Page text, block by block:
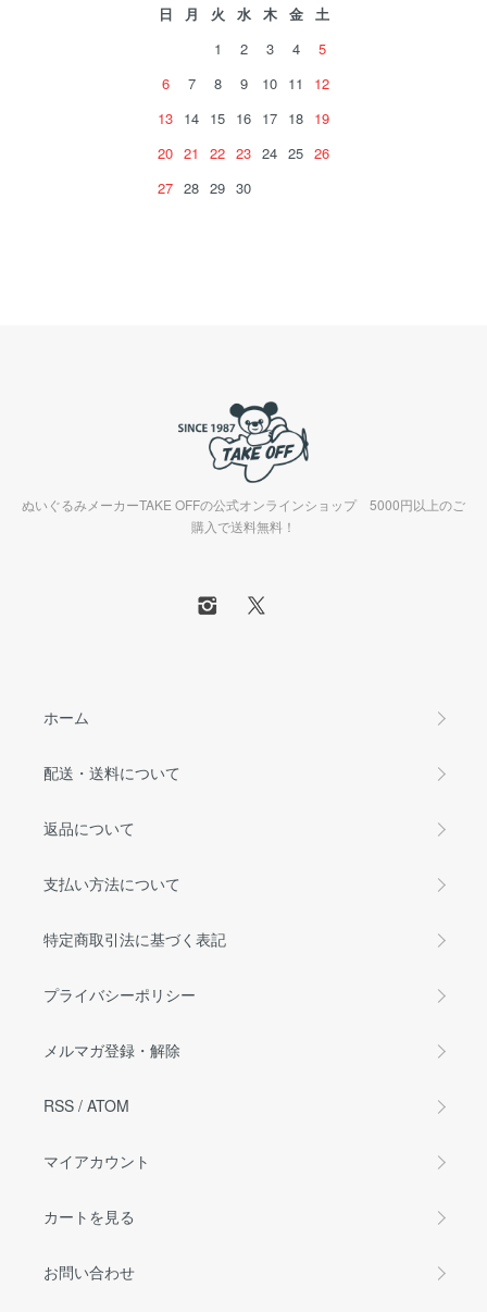
日 月 火 水 木 金
土
1
2 3 4
5
6
7 8 9 10 11
12
13 14 15 16 17 18 19
20 21 22 23 24 25 26
27 28 29 30
ぬいぐるみメーカーTAKE OFFの公式オンラインショップ 5000円以上のご
購入で送料無料！
ホーム
配送・送料について
返品について
支払い方法について
特定商取引法に基づく表記
プライバシーポリシー
メルマガ登録・解除
RSS / ATOM
マイアカウント
カートを見る
お問い合わせ